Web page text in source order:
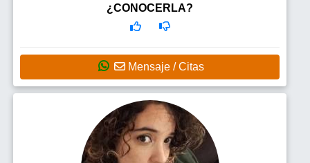
Principalmente un grupo para alternar pero no descartó
encontrar un hombre para salir
¿CONOCERLA?
Mensaje / Citas